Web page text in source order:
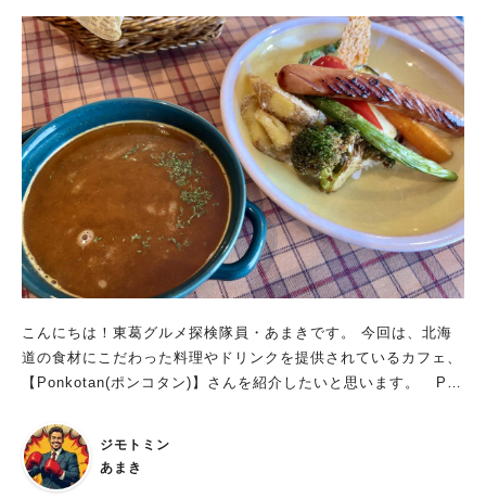
きたてます。 とにかくご飯との相性バッチリなガーリックシュ
リンプ。 お米に乗せて一緒に食べたら美味しさ倍増です。 ド
リンクセットにすると、ドリンクメニューが少しお得に。 今回
はカフェラテとセットにしました。 その場でコーヒー豆を挽い
てから淹れてくれるので、 とても香り高くて美味しいコーヒー
です。 ラテアート付きなのもほっこり和みます。 北柏でハワ
イアンを楽しめるのは8080さんだけ！ ゆったりした雰囲気の
中、穏やかな時間が流れる空間で落ち着いたひと時を過ごせるハ
ワイアンカフェ&バー。 通しで営業されているので、ランチ・テ
ィータイム休憩・ディナーと、いつでも楽しむことができます。
テイクアウトメニューも充実しており、電話予約で予め作ってお
いてもらうこともできます。 北柏に用事があるときは、8080さ
ついて詳しく知りたい方はこちら： https://amakism.com/gour
met-101/
こんにちは！東葛グルメ探検隊員・あまきです。 今回は、北海
道の食材にこだわった料理やドリンクを提供されているカフェ、
【Ponkotan(ポンコタン)】さんを紹介したいと思います。 Pon
キッチンカーとして活動しておられる【Snowkotan(スノウコタ
ン)】さんがオープンされたカフェ。 柏市・我孫子市・印西市な
どで開催されるイベントや、 あけぼの山公園などでSnowkotan
ジモトミン
あまき